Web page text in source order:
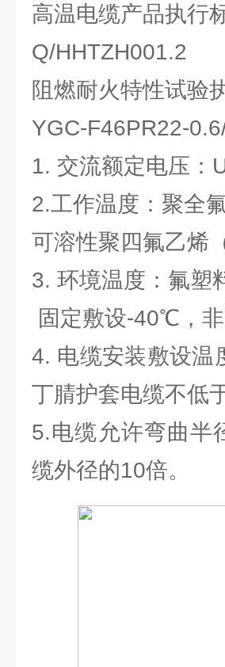
高温电缆产品执行
Q/HHTZH001.2
阻燃耐火特性试验
YGC-F46PR22-
1. 交流额定电压：
2.工作温度：聚全
可溶性聚四氟乙烯
3. 环境温度：氟塑
固定敷设-40℃，
4. 电缆安装敷设
丁腈护套电缆不低
5.电缆允许弯曲半
缆外径的10倍。